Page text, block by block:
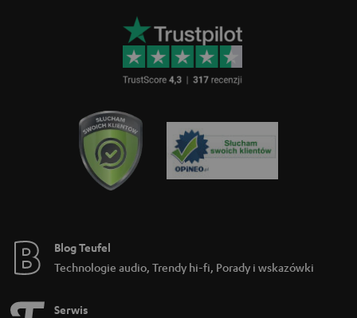
Blog Teufel
Technologie audio, Trendy hi-fi, Porady i wskazówki
Serwis